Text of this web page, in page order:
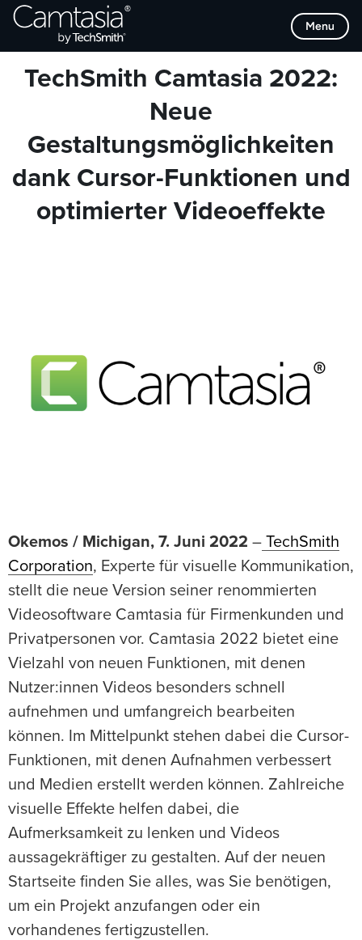
Direkt
zum
Menu
Browse Categories
TechSmith Camtasia 2022:
Neue
Gestaltungsmöglichkeiten
dank Cursor-Funktionen und
optimierter Videoeffekte
Okemos / Michigan, 7. Juni 2022 – TechSmith
Corporation, Experte für visuelle Kommunikation,
stellt die neue Version seiner renommierten
Videosoftware Camtasia für Firmenkunden und
Privatpersonen vor. Camtasia 2022 bietet eine
Vielzahl von neuen Funktionen, mit denen
Nutzer:innen Videos besonders schnell
aufnehmen und umfangreich bearbeiten
können. Im Mittelpunkt stehen dabei die Cursor-
Funktionen, mit denen Aufnahmen verbessert
und Medien erstellt werden können. Zahlreiche
visuelle Effekte helfen dabei, die
Aufmerksamkeit zu lenken und Videos
aussagekräftiger zu gestalten. Auf der neuen
Startseite finden Sie alles, was Sie benötigen,
um ein Projekt anzufangen oder ein
vorhandenes fertigzustellen.